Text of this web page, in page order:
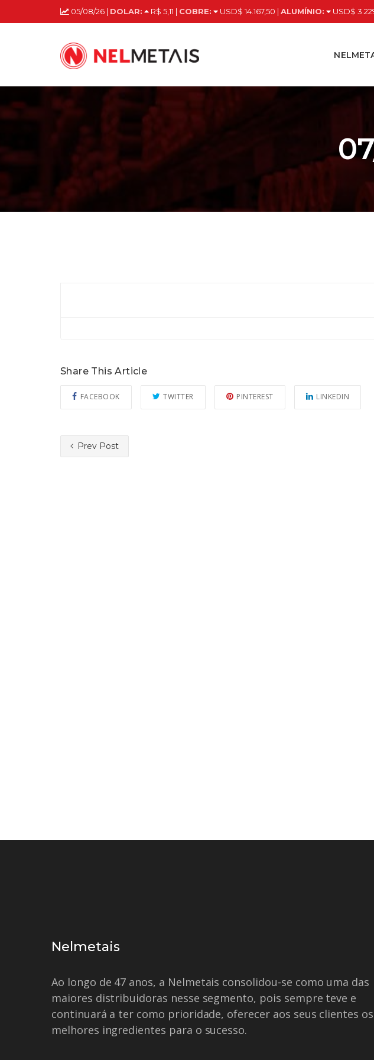
05/08/26 | DOLAR: R$ 5,11 | COBRE: USD$ 14.167,50 | ALUMÍNIO: USD$
Share This Article
FACEBOOK TWITTER PINTEREST LINKEDIN
Prev Post
Nelmetais
Ao longo de 47 anos, a Nelmetais consolidou-se como uma das
maiores distribuidoras nesse segmento, pois sempre teve e
continuará a ter como prioridade, oferecer aos seus clientes os
melhores ingredientes para o sucesso.